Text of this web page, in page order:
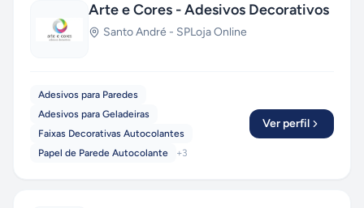
Arte e Cores - Adesivos Decorativos
Santo André - SPLoja Online
Adesivos para Paredes
Adesivos para Geladeiras
Faixas Decorativas Autocolantes
Papel de Parede Autocolante
+3
Ver perfil